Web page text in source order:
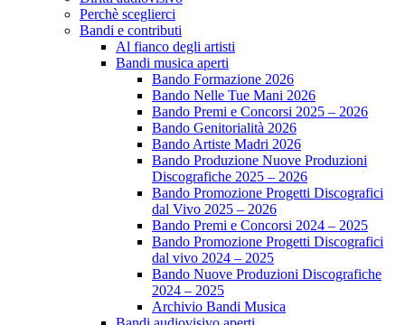
Perchè sceglierci
Bandi e contributi
Al fianco degli artisti
Bandi musica aperti
Bando Formazione 2026
Bando Nelle Tue Mani 2026
Bando Premi e Concorsi 2025 – 2026
Bando Genitorialità 2026
Bando Artiste Madri 2026
Bando Produzione Nuove Produzioni
Discografiche 2025 – 2026
Bando Promozione Progetti Discografici
dal Vivo 2025 – 2026
Bando Premi e Concorsi 2024 – 2025
Bando Promozione Progetti Discografici
dal vivo 2024 – 2025
Bando Nuove Produzioni Discografiche
2024 – 2025
Archivio Bandi Musica